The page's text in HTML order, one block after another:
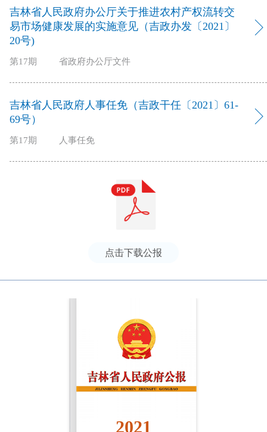
吉林省人民政府办公厅关于推进农村产权流转交
易市场健康发展的实施意见（吉政办发〔2021〕
20号)
第17期 省政府办公厅文件
吉林省人民政府人事任免（吉政干任〔2021〕61-
69号）
第17期 人事任免
点击下载公报
2021